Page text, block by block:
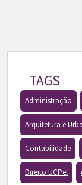
TAGS
Administração
Arquitetura e
Contabilidade
Direito UCPel